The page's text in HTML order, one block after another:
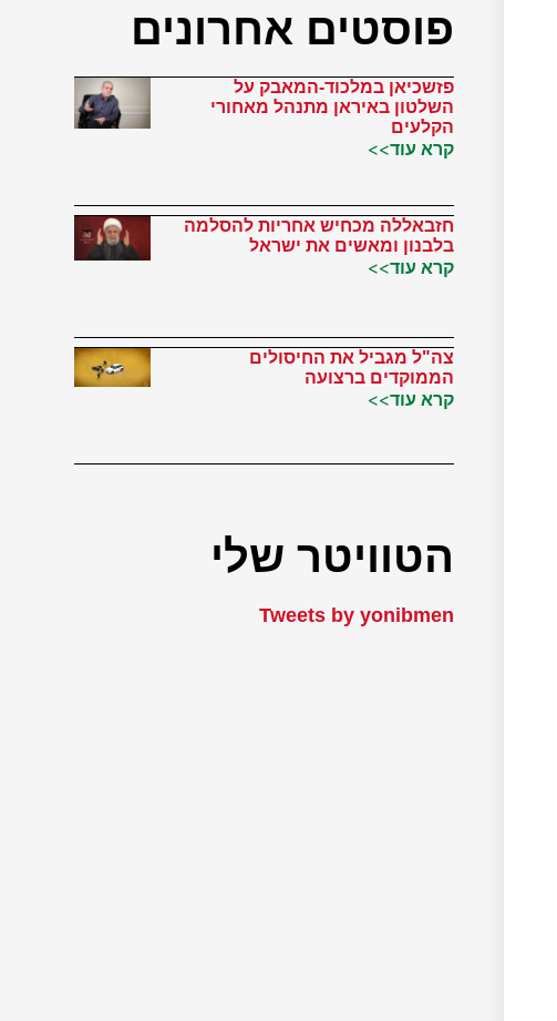
פוסטים אחרונים
פזשכיאן במלכוד-המאבק על
השלטון באיראן מתנהל מאחורי
הקלעים
קרא עוד>>
חזבאללה מכחיש אחריות להסלמה
בלבנון ומאשים את ישראל
קרא עוד>>
צה"ל מגביל את החיסולים
הממוקדים ברצועה
קרא עוד>>
הטוויטר שלי
Tweets by yonibmen